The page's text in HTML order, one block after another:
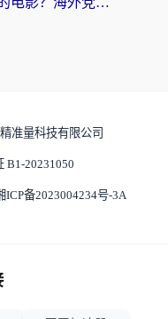
准量科技有限公司
B1-20231050
ICP备2023004234号-3A